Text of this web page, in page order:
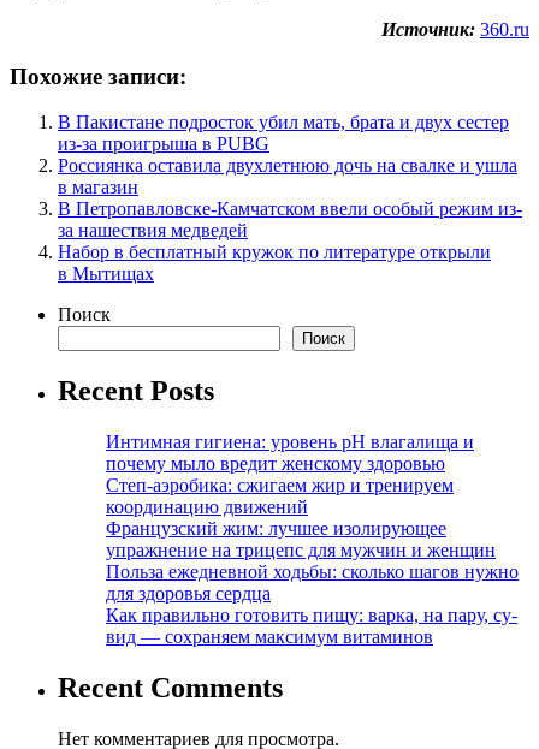
Источник: 360.ru
Похожие записи:
В Пакистане подросток убил мать, брата и двух сестер
из-за проигрыша в PUBG
Россиянка оставила двухлетнюю дочь на свалке и ушла
в магазин
В Петропавловске-Камчатском ввели особый режим из-
за нашествия медведей
Набор в бесплатный кружок по литературе открыли
в Мытищах
Поиск
Поиск
Recent Posts
Интимная гигиена: уровень pH влагалища и
почему мыло вредит женскому здоровью
Степ-аэробика: сжигаем жир и тренируем
координацию движений
Французский жим: лучшее изолирующее
упражнение на трицепс для мужчин и женщин
Польза ежедневной ходьбы: сколько шагов нужно
для здоровья сердца
Как правильно готовить пищу: варка, на пару, су-
вид — сохраняем максимум витаминов
Recent Comments
Нет комментариев для просмотра.